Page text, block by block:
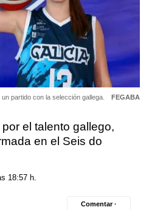
partido con la selección gallega. FEGABA
el talento gallego,
en el Seis do
18:57 h.
Comentar ·